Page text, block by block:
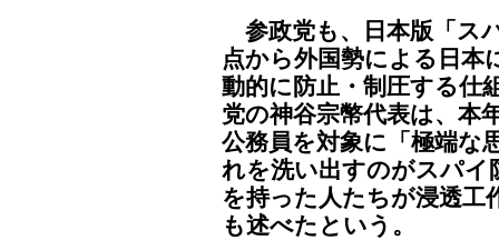
参政党も、日本版「ス
点から外国勢による日本
動的に防止・制圧する仕
党の神谷宗幣代表は、本
公務員を対象に「極端な
れを洗い出すのがスパイ
を持った人たちが浸透工
も述べたという。